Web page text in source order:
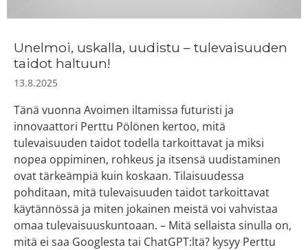
Unelmoi, uskalla, uudistu – tulevaisuuden
taidot haltuun!
13.8.2025
Tänä vuonna Avoimen iltamissa futuristi ja
innovaattori Perttu Pölönen kertoo, mitä
tulevaisuuden taidot todella tarkoittavat ja miksi
nopea oppiminen, rohkeus ja itsensä uudistaminen
ovat tärkeämpiä kuin koskaan. Tilaisuudessa
pohditaan, mitä tulevaisuuden taidot tarkoittavat
käytännössä ja miten jokainen meistä voi vahvistaa
omaa tulevaisuuskuntoaan. – Mitä sellaista sinulla on,
mitä ei saa Googlesta tai ChatGPT:ltä? kysyy Perttu